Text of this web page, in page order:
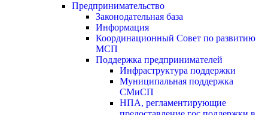
Предпринимательство
Законодательная база
Информация
Координационный Совет по развитию
МСП
Поддержка предпринимателей
Инфраструктура поддержки
Муниципальная поддержка
СМиСП
НПА, регламентирующие